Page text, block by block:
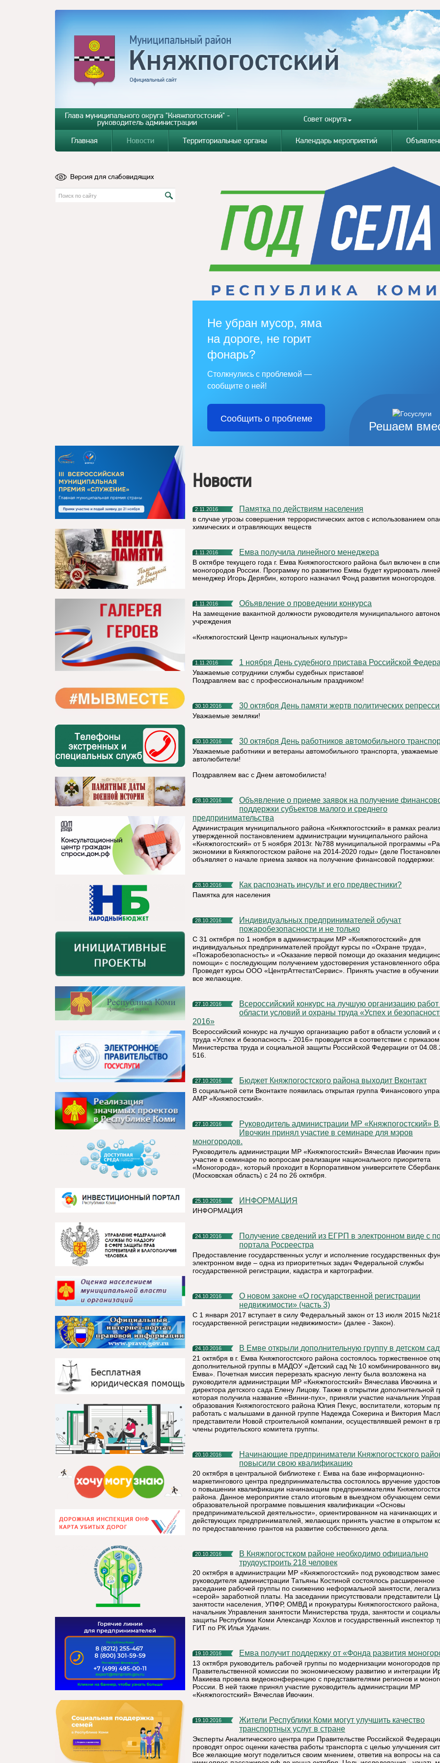
Глава муниципального округа "Княжпогостский" -
руководитель администрации Совет округа
Главная Новости Территориальные органы Календарь мероприятий
Версия для слабовидящих
Решаем
Не убран мусор, яма
на дороге, не горит
фонарь?
Столкнулись с проблемой —
сообщите о ней!
Сообщить о проблеме
Новости
2.11.2016 Памятка по действиям населения
в случае угрозы совершения террористических актов с использованием
химических и отравляющих веществ
1.11.2016 Емва получила линейного менеджера
В октябре текущего года г. Емва Княжпогостского района был включен в
моногородов России. Программу по развитию Емвы будет курировать
менеджер Игорь Дерябин, которого назначил Фонд развития моногородов.
1.11.2016 Объявление о проведении конкурса
На замещение вакантной должности руководителя муниципального
учреждения
«Княжпогостский Центр национальных культур»
1.11.2016 1 ноября День судебного пристава Российской
Уважаемые сотрудники службы судебных приставов!
Поздравляем вас с профессиональным праздником!
30.10.2016 30 октября День памяти жертв политических
Уважаемые земляки!
30.10.2016 30 октября День работников автомобильного
Уважаемые работники и ветераны автомобильного транспорта, уважаемые
автолюбители!
Поздравляем вас с Днем автомобилиста!
28.10.2016
Объявление о приеме заявок на получение финансовой
поддержки субъектов малого и среднего
предпринимательства
Администрация муниципального района «Княжпогостский» в рамках
утвержденной постановлением администрации муниципального района
«Княжпогостский» от 5 ноября 2013г. №788 муниципальной программы
экономики в Княжпогостском районе на 2014-2020 годы» (деле
объявляет о начале приема заявок на получение финансовой поддержки:
28.10.2016 Как распознать инсульт и его предвестники?
Памятка для населения
28.10.2016
Индивидуальных предпринимателей обучат
пожаробезопасности и не только
С 31 октября по 1 ноября в администрации МР «Княжпогостский» для
индивидуальных предпринимателей пройдут курсы по «Охране труда»,
«Пожаробезопасность» и «Оказание первой помощи до оказания
помощи» с последующим получением удостоверения установленного
Проведет курсы ООО «ЦентрАттестатСервис». Принять участие в обучении
все желающие.
27.10.2016
Всероссийский конкурс на лучшую организацию работ в
области условий и охраны труда «Успех и
2016»
Всероссийский конкурс на лучшую организацию работ в области условий и
труда «Успех и безопасность - 2016» проводится в соответствии с приказом
Министерства труда и социальной защиты Российской Федерации от
516.
27.10.2016 Бюджет Княжпогостского района выходит Вконтакт
В социальной сети Вконтакте появилась открытая группа Финансового
АМР «Княжпостский».
27.10.2016
Руководитель администрации МР «Княжпогостский» В.И.
Ивочкин принял участие в семинаре для мэров
моногородов.
Руководитель администрации МР «Княжпогостский» Вячеслав Ивочкин
участие в семинаре по вопросам реализации национального приоритета
«Моногорода», который проходит в Корпоративном университете
(Московская область) с 24 по 26 октября.
25.10.2016 ИНФОРМАЦИЯ
ИНФОРМАЦИЯ
24.10.2016
Получение сведений из ЕГРП в электронном виде с помощью
портала Росреестра
Предоставление государственных услуг и исполнение государственных
электронном виде – одна из приоритетных задач Федеральной службы
государственной регистрации, кадастра и картографии.
24.10.2016
О новом законе «О государственной регистрации
недвижимости» (часть 3)
С 1 января 2017 вступает в силу Федеральный закон от 13 июля 2015
государственной регистрации недвижимости» (далее - Закон).
24.10.2016 В Емве открыли дополнительную группу в детском
21 октября в г. Емва Княжпогостского района состоялось торжественное
дополнительной группы в МАДОУ «Детский сад № 10 комбинированного
Емва». Почетная миссия перерезать красную ленту была возложена на
руководителя администрации МР «Княжпогостский» Вячеслава Ивочкина и
директора детского сада Елену Лицову. Также в открытии дополнительной
которая получила название «Винни-пух», приняли участие начальник
образования Княжпогостского района Юлия Пекус, воспитатели, которым
работать с малышами в данной группе Надежда Сокерина и Виктория
представители Новой строительной компании, осуществлявшей ремонт в
члены родительского комитета группы.
20.10.2016
Начинающие предприниматели Княжпогостского района
повысили свою квалификацию
20 октября в центральной библиотеке г. Емва на базе информационно-
маркетингового центра предпринимательства состоялось вручение
о повышении квалификации начинающим предпринимателям
района. Данное мероприятие стало итоговым в выездном обучающем
образовательной программе повышения квалификации «Основы
предпринимательской деятельности», ориентированном на начинающих и
действующих предпринимателей, желающих принять участие в открытом
по предоставлению грантов на развитие собственного дела.
20.10.2016
В Княжпогостском районе необходимо официально
трудоустроить 218 человек
20 октября в администрации МР «Княжпогостский» под руководством
руководителя администрации Татьяны Костиной состоялось расширенное
заседание рабочей группы по снижению неформальной занятости,
«серой» заработной платы. На заседании присутствовали представители
занятости населения, УПФР, ОМВД и прокуратуры Княжпогостского района,
начальник Управления занятости Министерства труда, занятости и
защиты Республики Коми Александр Хохлов и государственный инспектор
ГИТ по РК Илья Удачин.
19.10.2016 Емва получит поддержку от «Фонда развития
13 октября руководитель рабочей группы по модернизации моногородов
Правительственной комиссии по экономическому развитию и интеграции
Макиева провела видеоконференцию с представителями регионов и
России. В ней также принял участие руководитель администрации МР
«Княжпогостский» Вячеслав Ивочкин.
19.10.2016
Жители Республики Коми могут улучшить качество
транспортных услуг в стране
Эксперты Аналитического центра при Правительстве Российской
проводят опрос оценки качества работы транспорта с целью улучшения
Все желающие могут поделиться своим мнением, ответив на вопросы на